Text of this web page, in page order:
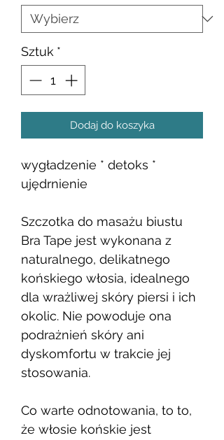
Sztuk *
Dodaj do koszyka
wygładzenie * detoks *
ujędrnienie
Szczotka do masażu biustu
Bra Tape jest wykonana z
naturalnego, delikatnego
końskiego włosia, idealnego
dla wrażliwej skóry piersi i ich
okolic. Nie powoduje ona
podrażnień skóry ani
dyskomfortu w trakcie jej
stosowania.
Co warte odnotowania, to to,
że włosie końskie jest